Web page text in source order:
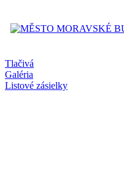
Tlačivá
Galéria
Listové zásielky